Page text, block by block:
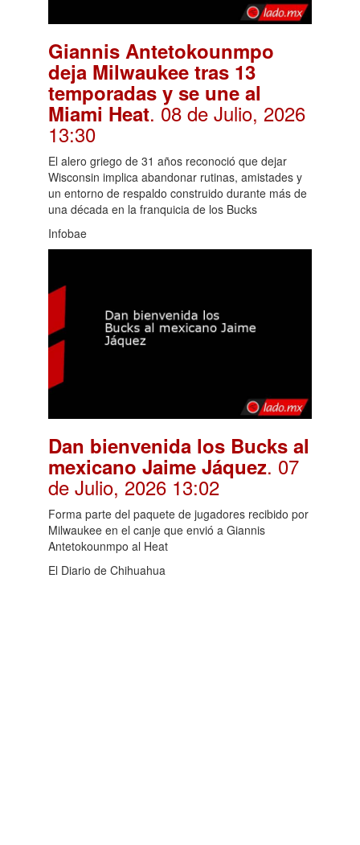
Giannis Antetokounmpo
deja Milwaukee tras 13
temporadas y se une al
Miami Heat. 08 de Julio, 2026
13:30
El alero griego de 31 años reconoció que dejar
Wisconsin implica abandonar rutinas, amistades y
un entorno de respaldo construido durante más de
una década en la franquicia de los Bucks
Infobae
Dan bienvenida los Bucks al
mexicano Jaime Jáquez. 07
de Julio, 2026 13:02
Forma parte del paquete de jugadores recibido por
Milwaukee en el canje que envió a Giannis
Antetokounmpo al Heat
El Diario de Chihuahua